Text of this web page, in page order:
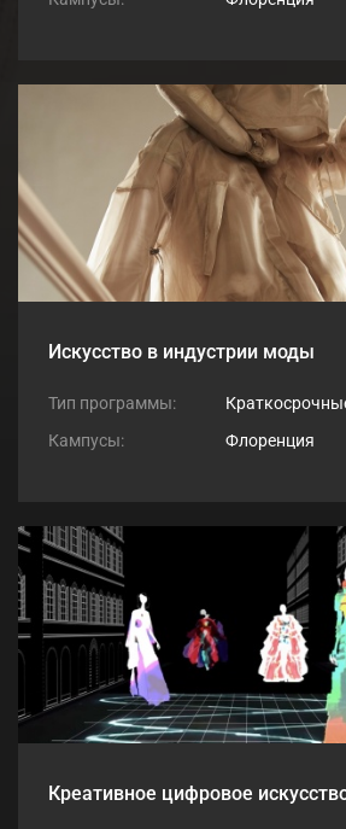
Искусство в индустрии моды
Тип программы:
Кампусы:
Флоренция
Креативное цифровое